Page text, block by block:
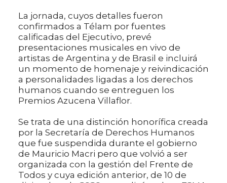
La jornada, cuyos detalles fueron
confirmados a Télam por fuentes
calificadas del Ejecutivo, prevé
presentaciones musicales en vivo de
artistas de Argentina y de Brasil e incluirá
un momento de homenaje y reivindicación
a personalidades ligadas a los derechos
humanos cuando se entreguen los
Premios Azucena Villaflor.
Se trata de una distinción honorífica creada
por la Secretaría de Derechos Humanos
que fue suspendida durante el gobierno
de Mauricio Macri pero que volvió a ser
organizada con la gestión del Frente de
Todos y cuya edición anterior, de 10 de